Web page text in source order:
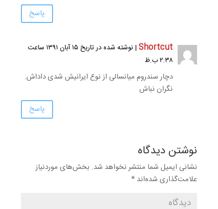
پاسخ
Shortcut
| نوشته شده در تاریخ ۱۵ آبان ۱۳۹۱ ساعت
۲:۳۸ ب.ظ
دچار سندروم میانسالى از نوع ایرانیش شدی داداش.
نگران نباش
پاسخ
نوشتن دیدگاه
نشانی ایمیل شما منتشر نخواهد شد. بخش‌های موردنیاز
علامت‌گذاری شده‌اند *